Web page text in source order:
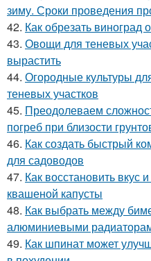
зиму. Сроки проведения
42. Как обрезать
43. Овощи для теневых
вырастить
44. Огородные культуры
теневых участков
45. Преодолеваем
погреб при близости
46. Как создать быстрый
для садоводов
47. Как восстановить вкус
квашеной капусты
48. Как выбрать между
алюминиевыми
49. Как шпинат может